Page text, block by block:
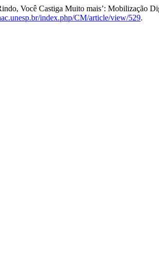
Você Castiga Muito mais’: Mobilização
index.php/CM/article/view/529.